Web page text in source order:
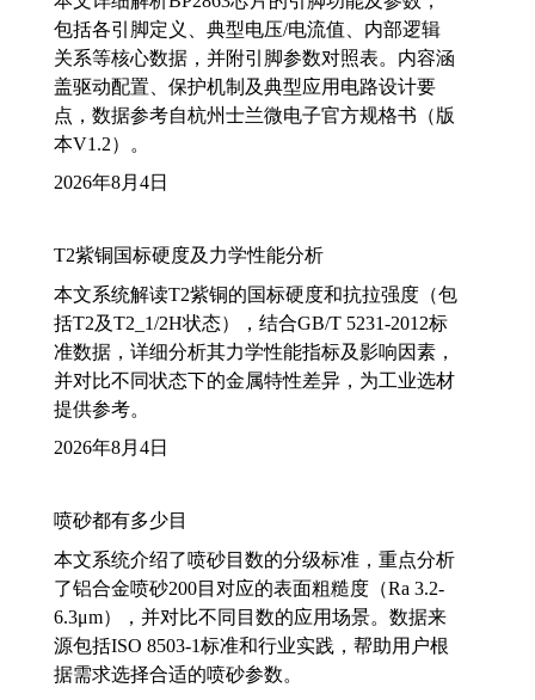
包括各引脚定义、典型电压/电流值、内部逻辑
关系等核心数据，并附引脚参数对照表。内容涵
盖驱动配置、保护机制及典型应用电路设计要
点，数据参考自杭州士兰微电子官方规格书（版
本V1.2）。
2026年8月4日
T2紫铜国标硬度及力学性能分析
本文系统解读T2紫铜的国标硬度和抗拉强度（包
括T2及T2_1/2H状态），结合GB/T 5231-2012标
准数据，详细分析其力学性能指标及影响因素，
并对比不同状态下的金属特性差异，为工业选材
提供参考。
2026年8月4日
喷砂都有多少目
本文系统介绍了喷砂目数的分级标准，重点分析
了铝合金喷砂200目对应的表面粗糙度（Ra 3.2-
6.3μm），并对比不同目数的应用场景。数据来
源包括ISO 8503-1标准和行业实践，帮助用户根
据需求选择合适的喷砂参数。